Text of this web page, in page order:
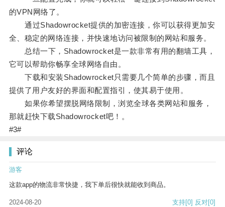
的VPN网络了。
通过Shadowrocket提供的加密连接，你可以获得更加安
全、稳定的网络连接，并快速地访问被限制的网站和服务。
总结一下，Shadowrocket是一款非常有用的翻墙工具，
它可以帮助你畅享全球网络自由。
下载和安装Shadowrocket只需要几个简单的步骤，而且
提供了用户友好的界面和配置指引，使其易于使用。
如果你希望摆脱网络限制，浏览全球各类网站和服务，
那就赶快下载Shadowrocket吧！。
#3#
评论
游客
这款app的物流非常快捷，我下单后很快就能收到商品。
2024-08-20 支持[0] 反对[0]